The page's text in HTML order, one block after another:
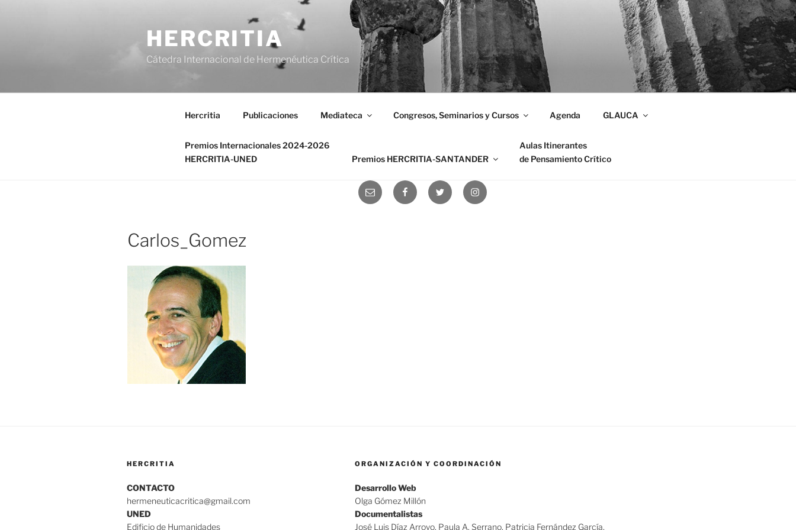
HERCRITIA
Cátedra Internacional de Hermenéutica Crítica
Hercritia Publicaciones Mediateca Congresos, Seminarios y Cursos Agenda GLAUCA
Premios Internacionales 2024-2026
HERCRITIA-UNED
Premios HERCRITIA-SANTANDER
Aulas Itinerantes
de Pensamiento Crítico
Carlos_Gomez
HERCRITIA
CONTACTO
hermeneuticacritica@gmail.com
UNED
Edificio de Humanidades
ORGANIZACIÓN Y COORDINACIÓN
Desarrollo Web
Olga Gómez Millón
Documentalistas
José Luis Díaz Arroyo, Paula A. Serrano, Patricia Fernández García,
Correo
electrónico
FacebookTwitter Instagram